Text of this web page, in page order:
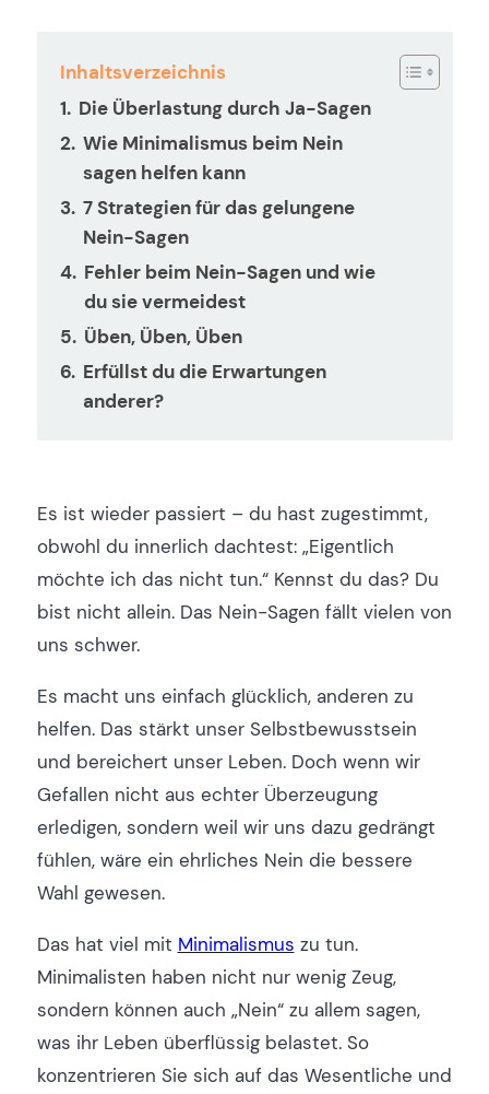
Inhaltsverzeichnis
Die Überlastung durch Ja-Sagen
Wie Minimalismus beim Nein
sagen helfen kann
7 Strategien für das gelungene
Nein-Sagen
Fehler beim Nein-Sagen und wie
du sie vermeidest
Üben, Üben, Üben
Erfüllst du die Erwartungen
anderer?
Es ist wieder passiert – du hast zugestimmt,
obwohl du innerlich dachtest: „Eigentlich
möchte ich das nicht tun.“ Kennst du das? Du
bist nicht allein. Das Nein-Sagen fällt vielen von
uns schwer.
Es macht uns einfach glücklich, anderen zu
helfen. Das stärkt unser Selbstbewusstsein
und bereichert unser Leben. Doch wenn wir
Gefallen nicht aus echter Überzeugung
erledigen, sondern weil wir uns dazu gedrängt
fühlen, wäre ein ehrliches Nein die bessere
Wahl gewesen.
Das hat viel mit Minimalismus zu tun.
Minimalisten haben nicht nur wenig Zeug,
sondern können auch „Nein“ zu allem sagen,
was ihr Leben überflüssig belastet. So
konzentrieren Sie sich auf das Wesentliche und